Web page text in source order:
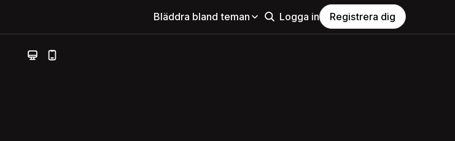
Bläddra bland teman Logga in Registrera dig